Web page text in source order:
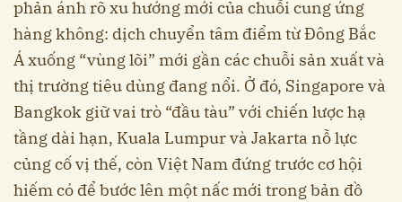
phản ánh rõ xu hướng mới của chuỗi cung ứng
hàng không: dịch chuyển tâm điểm từ Đông Bắc
Á xuống “vùng lõi” mới gần các chuỗi sản xuất và
thị trường tiêu dùng đang nổi. Ở đó, Singapore và
Bangkok giữ vai trò “đầu tàu” với chiến lược hạ
tầng dài hạn, Kuala Lumpur và Jakarta nỗ lực
củng cố vị thế, còn Việt Nam đứng trước cơ hội
hiếm có để bước lên một nấc mới trong bản đồ